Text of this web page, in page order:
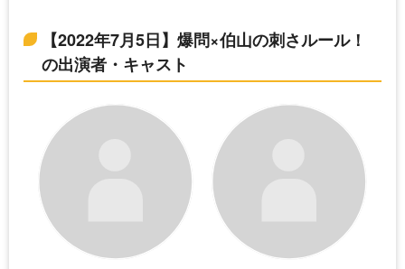
【2022年7月5日】爆問×伯山の刺さルール！
の出演者・キャスト